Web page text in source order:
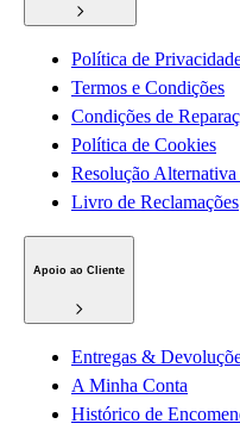
Política de
Termos e Condições
Condições de
Política de Cookies
Resolução
Livro de Reclamações
Apoio ao Cliente
Entregas &
A Minha Conta
Histórico de